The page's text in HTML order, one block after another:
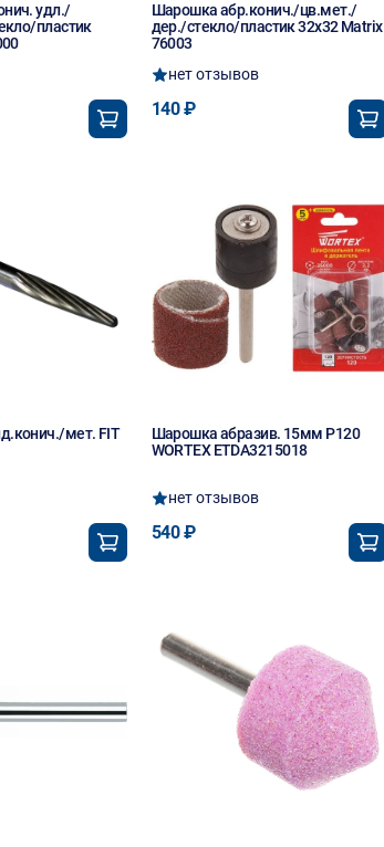
удл./
пластик
Шарошка абр.конич./цв.мет./
дер./стекло/пластик 32х32 Matrix
76003
нет отзывов
140 ₽
мет. FIT
Шарошка абразив. 15мм Р120
WORTEX ETDA3215018
нет отзывов
540 ₽